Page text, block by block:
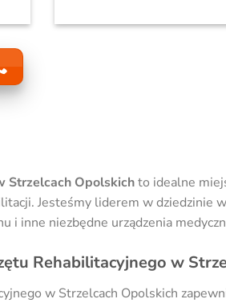
Strzelcach Opolskichto idealne
Jesteśmy liderem w dziedzinie
i inne niezbędne urządzenia
Rehabilitacyjnego w
w Strzelcach Opolskich